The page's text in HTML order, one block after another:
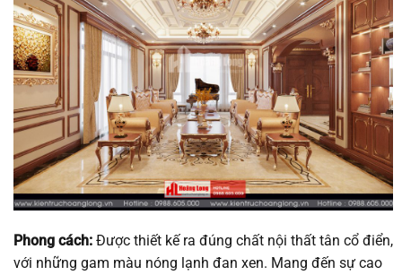
Phong cách: Được thiết kế ra đúng chất nội thất tân cổ điển,
với những gam màu nóng lạnh đan xen. Mang đến sự cao